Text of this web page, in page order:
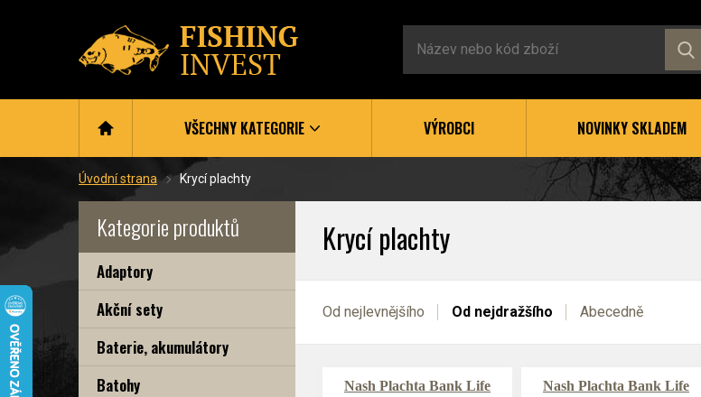
VŠECHNY KATEGORIE VÝROBCI NOVINKY SKLADEM
Úvodní strana Krycí plachty
Kategorie produktů
Adaptory
Akční sety
Baterie, akumulátory
Batohy
Krycí plachty
Od nejlevnějšího Od nejdražšího Abecedně
Nash Plachta Bank Life
Nash Plachta Bank Life